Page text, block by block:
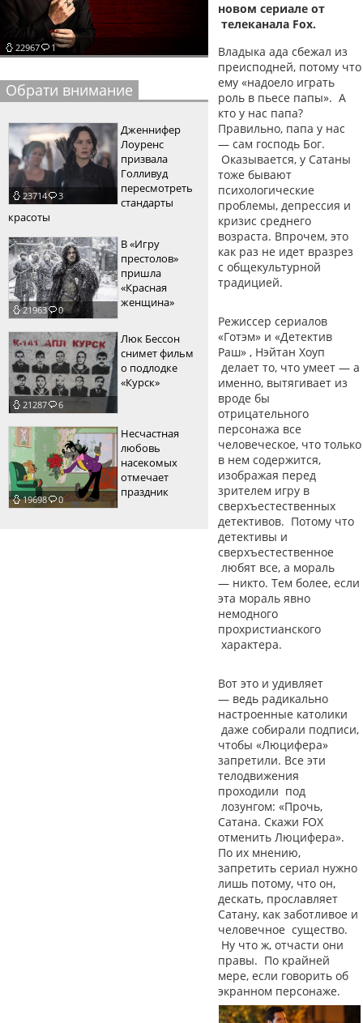
пїЅпїЅпїЅ
пїЅпїЅпїЅпїЅпїЅпїЅпїЅпїЅпїЅпїЅпїЅ
пїЅпїЅпїЅ
пїЅпїЅпїЅпїЅпїЅпїЅпїЅпїЅпїЅ
пїЅпїЅпїЅ пїЅпїЅпїЅпїЅпїЅ
пїЅпїЅпїЅ пїЅпїЅпїЅпїЅпїЅпїЅ
пїЅпїЅпїЅпїЅпїЅ
пїЅпїЅпїЅпїЅпїЅпїЅпїЅпїЅпїЅпїЅ
пїЅпїЅпїЅпїЅпїЅпїЅпїЅпїЅпїЅпїЅ
22967 1
Обрати внимание
23714 3
Дженнифер
Лоуренс
призвала
Голливуд
пересмотреть
стандарты
красоты
21963 0
В «Игру
престолов»
пришла
«Красная
женщина»
21287 6
Люк Бессон
снимет фильм
о подлодке
«Курск»
19698 0
Несчастная
любовь
насекомых
отмечает
праздник
новом сериале от
телеканала Fox.
Владыка ада сбежал из
преисподней, потому что
ему «надоело играть
роль в пьесе папы». А
кто у нас папа?
Правильно, папа у нас
— сам господь Бог.
Оказывается, у Сатаны
тоже бывают
психологические
проблемы, депрессия и
кризис среднего
возраста. Впрочем, это
как раз не идет вразрез
с общекультурной
традицией.
Режиссер сериалов
«Готэм» и «Детектив
Раш» , Нэйтан Хоуп
делает то, что умеет — а
именно, вытягивает из
вроде бы
отрицательного
персонажа все
человеческое, что только
в нем содержится,
изображая перед
зрителем игру в
сверхъестественных
детективов. Потому что
детективы и
сверхъестественное
любят все, а мораль
— никто. Тем более, если
эта мораль явно
немодного
прохристианского
характера.
Вот это и удивляет
— ведь радикально
настроенные католики
даже собирали подписи,
чтобы «Люцифера»
запретили. Все эти
телодвижения
проходили под
лозунгом: «Прочь,
Сатана. Скажи FOX
отменить Люцифера».
По их мнению,
запретить сериал нужно
лишь потому, что он,
дескать, прославляет
Сатану, как заботливое и
человечное существо.
Ну что ж, отчасти они
правы. По крайней
мере, если говорить об
экранном персонаже.